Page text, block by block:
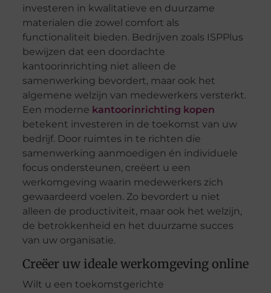
investeren in kwalitatieve en duurzame
materialen die zowel comfort als
functionaliteit bieden. Bedrijven zoals ISPPlus
bewijzen dat een doordachte
kantoorinrichting niet alleen de
samenwerking bevordert, maar ook het
algemene welzijn van medewerkers versterkt.
Een moderne kantoorinrichting kopen
betekent investeren in de toekomst van uw
bedrijf. Door ruimtes in te richten die
samenwerking aanmoedigen én individuele
focus ondersteunen, creëert u een
werkomgeving waarin medewerkers zich
gewaardeerd voelen. Zo bevordert u niet
alleen de productiviteit, maar ook het welzijn,
de betrokkenheid en het duurzame succes
van uw organisatie.
Creëer uw ideale werkomgeving online
Wilt u een toekomstgerichte